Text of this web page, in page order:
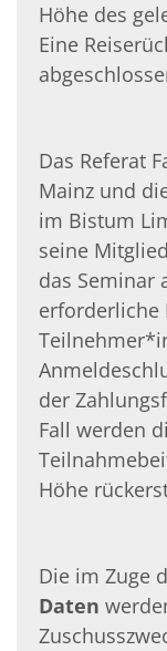
Höhe des
Eine
Das Referat
Mainz und
im Bistum
seine
das Seminar
erforderliche
der
Fall werden
Höhe
Die im Zuge
Daten